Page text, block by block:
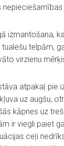
izmantošana,
telpām,
virzienu
atpakaļ pie
uz augšu,
kāpnes uz
ir viegli paiet
ceļi